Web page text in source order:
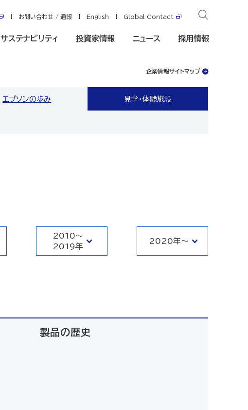
お問い合わせ / 通報 English Global Contact
サステナビリティ 投資家情報 ニュース 採用情報
企業情報サイトマップ
エプソンの歩み 見学・体験施設
2010～
2019年
2020年～
製品の歴史